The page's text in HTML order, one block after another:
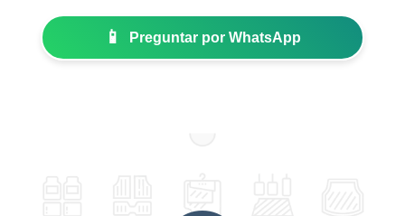
📱 Preguntar por WhatsApp